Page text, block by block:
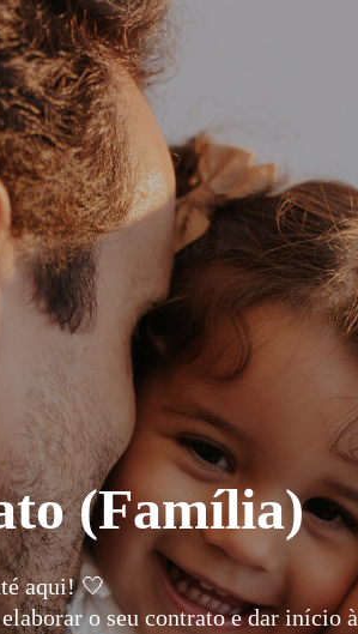
(Família)
aqui! 🤍
o seu contrato e dar início à